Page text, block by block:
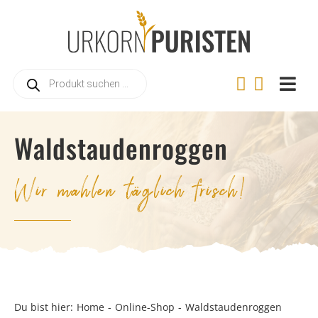
search
Waldstaudenroggen
Wir mahlen täglich frisch!
Du bist hier: Home Online-Shop Waldstaudenroggen